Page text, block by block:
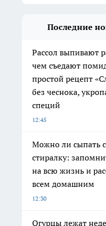
Последние
Рассол выпивают
чем съедают
простой рецепт
без чеснока,
специй
12:45
Можно ли сыпать
стиралку:
на всю жизнь и
всем домашним
12:30
Огурцы лежат